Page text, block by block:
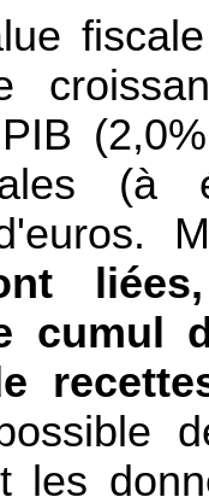
(à
cumul
les